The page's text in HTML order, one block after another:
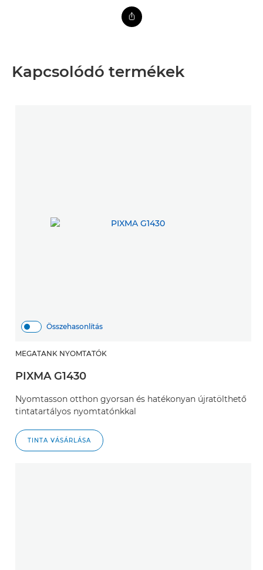
Kapcsolódó termékek
Összehasonlítás
MEGATANK NYOMTATÓK
PIXMA G1430
Nyomtasson otthon gyorsan és hatékonyan újratölthető
tintatartályos nyomtatónkkal
TINTA VÁSÁRLÁSA